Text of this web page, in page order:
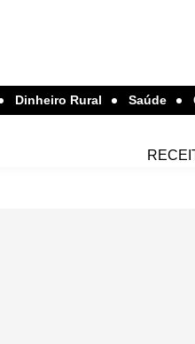
Dinheiro Rural Saúde